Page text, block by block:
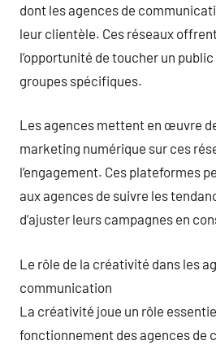
dont les agences de
leur clientèle. Ces réseaux
l’opportunité de toucher un
groupes spécifiques.
Les agences mettent en œuvre
marketing numérique sur ces
l’engagement. Ces plateformes
aux agences de suivre les
d’ajuster leurs campagnes en
Le rôle de la créativité dans les
communication
La créativité joue un rôle
fonctionnement des agences de